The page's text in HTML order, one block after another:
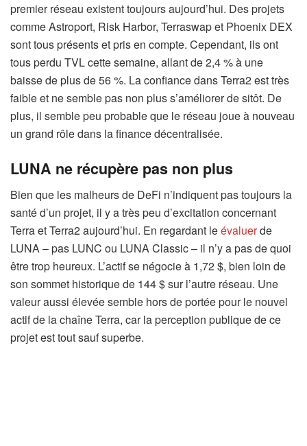
premier réseau existent toujours aujourd’hui. Des projets
comme Astroport, Risk Harbor, Terraswap et Phoenix DEX
sont tous présents et pris en compte. Cependant, ils ont
tous perdu TVL cette semaine, allant de 2,4 % à une
baisse de plus de 56 %. La confiance dans Terra2 est très
faible et ne semble pas non plus s’améliorer de sitôt. De
plus, il semble peu probable que le réseau joue à nouveau
un grand rôle dans la finance décentralisée.
LUNA ne récupère pas non plus
Bien que les malheurs de DeFi n’indiquent pas toujours la
santé d’un projet, il y a très peu d’excitation concernant
Terra et Terra2 aujourd’hui. En regardant leévaluerde
LUNA – pas LUNC ou LUNA Classic – il n’y a pas de quoi
être trop heureux. L’actif se négocie à 1,72 $, bien loin de
son sommet historique de 144 $ sur l’autre réseau. Une
valeur aussi élevée semble hors de portée pour le nouvel
actif de la chaîne Terra, car la perception publique de ce
projet est tout sauf superbe.